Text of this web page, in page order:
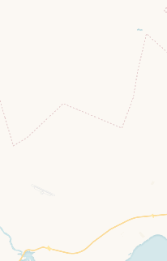
…
geladen wurde,